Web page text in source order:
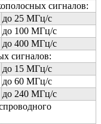
сигналов:
до 25 МГц/с
до 100 МГц/с
до 400 МГц/с
сигналов:
до 15 МГц/с
до 60 МГц/с
до 240 МГц/с